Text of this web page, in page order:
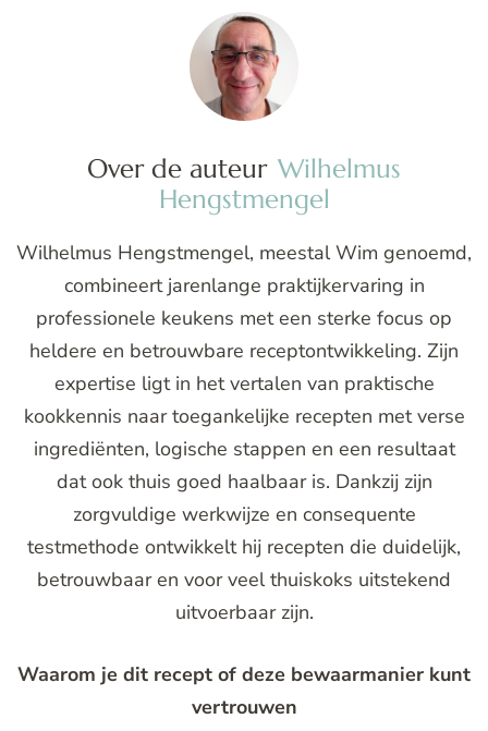
Over de auteur Wilhelmus
Hengstmengel
Wilhelmus Hengstmengel, meestal Wim genoemd,
combineert jarenlange praktijkervaring in
professionele keukens met een sterke focus op
heldere en betrouwbare receptontwikkeling. Zijn
expertise ligt in het vertalen van praktische
kookkennis naar toegankelijke recepten met verse
ingrediënten, logische stappen en een resultaat
dat ook thuis goed haalbaar is. Dankzij zijn
zorgvuldige werkwijze en consequente
testmethode ontwikkelt hij recepten die duidelijk,
betrouwbaar en voor veel thuiskoks uitstekend
uitvoerbaar zijn.
Waarom je dit recept of deze bewaarmanier kunt
vertrouwen